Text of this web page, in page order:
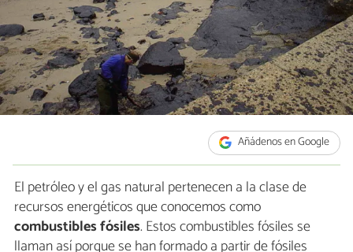
Añádenos en Google
El petróleo y el gas natural pertenecen a la clase de
recursos energéticos que conocemos como
combustibles fósiles. Estos combustibles fósiles se
llaman así porque se han formado a partir de fósiles